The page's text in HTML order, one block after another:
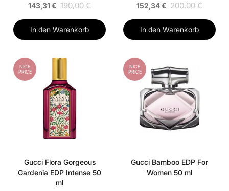
143,31 € 190,00 €
In den Warenkorb
152,34 € 200,00 €
In den Warenkorb
NICE
PRICE
Gucci Flora Gorgeous
Gardenia EDP Intense 50
ml
NICE
PRICE
Gucci Bamboo EDP For
Women 50 ml